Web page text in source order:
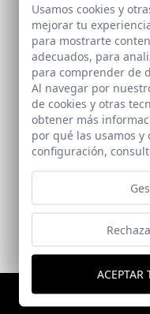
Teatro de Montoro
Usamos cookies y
mejorar tu
para mostrarte
adecuados, para
para comprender de
Al navegar por
de cookies y otras
obtener más
por qué las usamos
configuración,
ACEPTAR